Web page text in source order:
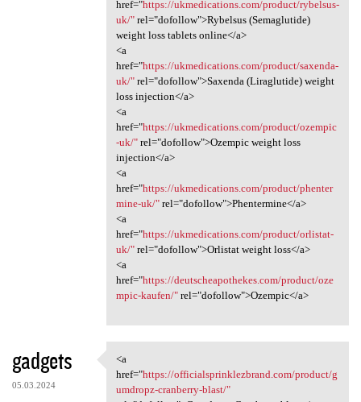
href="https://ukmedications.com/product/rybelsus-
uk/"rel="dofollow">Rybelsus (Semaglutide)
weight loss tablets online</a>
<a
href="https://ukmedications.com/product/saxenda-
uk/"rel="dofollow">Saxenda (Liraglutide) weight
loss injection</a>
<a
href="https://ukmedications.com/product/ozempic
-uk/"rel="dofollow">Ozempic weight loss
injection</a>
<a
href="https://ukmedications.com/product/phenter
mine-uk/"rel="dofollow">Phentermine</a>
<a
href="https://ukmedications.com/product/orlistat-
uk/"rel="dofollow">Orlistat weight loss</a>
<a
href="https://deutscheapothekes.com/product/oze
mpic-kaufen/"rel="dofollow">Ozempic</a>
gadgets
05.03.2024
<a href="https:/
<a
href="https://officialsprinklezbrand.com/product/g
umdropz-cranberry-blast/"